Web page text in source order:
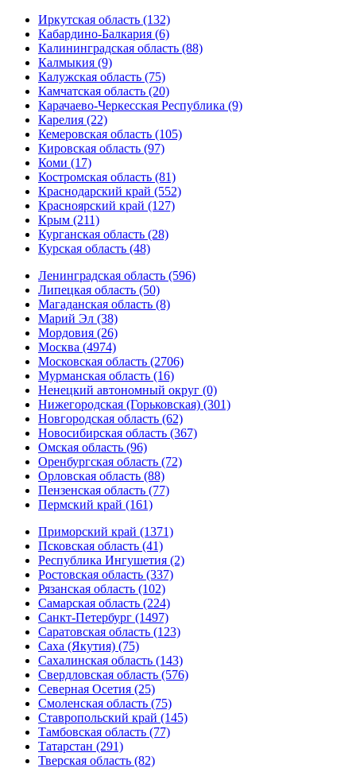
Иркутская область (132)
Кабардино-Балкария (6)
Калининградская область (88)
Калмыкия (9)
Калужская область (75)
Камчатская область (20)
Карачаево-Черкесская Республика (9)
Карелия (22)
Кемеровская область (105)
Кировская область (97)
Коми (17)
Костромская область (81)
Краснодарский край (552)
Красноярский край (127)
Крым (211)
Курганская область (28)
Курская область (48)
Ленинградская область (596)
Липецкая область (50)
Магаданская область (8)
Марий Эл (38)
Мордовия (26)
Москва (4974)
Московская область (2706)
Мурманская область (16)
Ненецкий автономный округ (0)
Нижегородская (Горьковская) (301)
Новгородская область (62)
Новосибирская область (367)
Омская область (96)
Оренбургская область (72)
Орловская область (88)
Пензенская область (77)
Пермский край (161)
Приморский край (1371)
Псковская область (41)
Республика Ингушетия (2)
Ростовская область (337)
Рязанская область (102)
Самарская область (224)
Санкт-Петербург (1497)
Саратовская область (123)
Саха (Якутия) (75)
Сахалинская область (143)
Свердловская область (576)
Северная Осетия (25)
Смоленская область (75)
Ставропольский край (145)
Тамбовская область (77)
Татарстан (291)
Тверская область (82)